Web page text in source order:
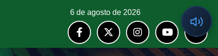
6 de agosto de 2026